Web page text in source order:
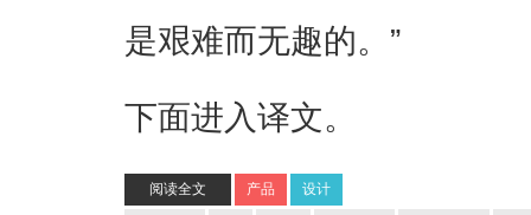
是艰难而无趣的。”
下面进入译文。
阅读全文 产品 设计